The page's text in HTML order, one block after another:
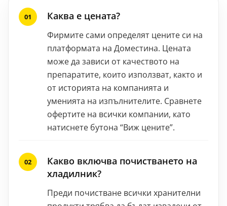
Каква е цената?
Фирмите сами определят цените си на
платформата на Доместина. Цената
може да зависи от качеството на
препаратите, които използват, както и
от историята на компанията и
уменията на изпълнителите. Сравнете
офертите на всички компании, като
натиснете бутона “Виж цените”.
Какво включва почистването на
хладилник?
Преди почистване всички хранителни